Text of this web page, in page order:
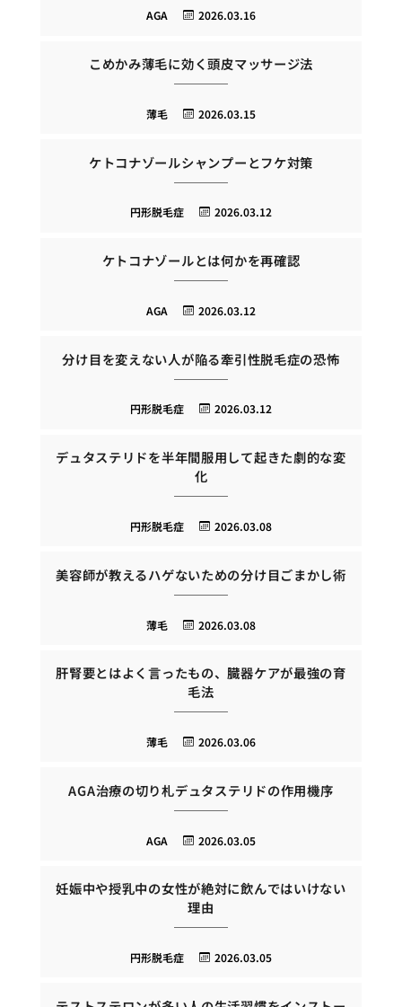
2026.03.16
AGA
こめかみ薄毛に効く頭皮マッサージ法
2026.03.15
薄毛
ケトコナゾールシャンプーとフケ対策
2026.03.12
円形脱毛症
ケトコナゾールとは何かを再確認
2026.03.12
AGA
分け目を変えない人が陥る牽引性脱毛症の恐怖
2026.03.12
円形脱毛症
デュタステリドを半年間服用して起きた劇的な変
化
2026.03.08
円形脱毛症
美容師が教えるハゲないための分け目ごまかし術
2026.03.08
薄毛
肝腎要とはよく言ったもの、臓器ケアが最強の育
毛法
2026.03.06
薄毛
AGA治療の切り札デュタステリドの作用機序
2026.03.05
AGA
妊娠中や授乳中の女性が絶対に飲んではいけない
理由
2026.03.05
円形脱毛症